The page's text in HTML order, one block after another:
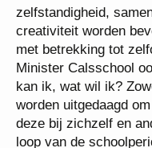
De Minister
waarbij
betrokkenheid en
Brede vaardigheden
zelfontwikkeling
ook de aandacht: wie
Zowel leerlingen als
om hun talenten te